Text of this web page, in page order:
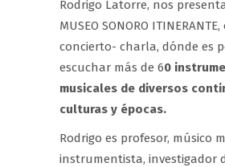
Rodrigo Latorre, nos
MUSEO SONORO
concierto- charla, dónde es
escuchar más de 60
musicales de diversos
culturas y épocas.
Rodrigo es profesor, músico
instrumentista, investigador